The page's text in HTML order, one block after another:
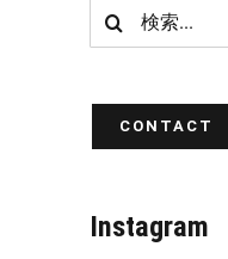
検
索
CONTACT
Instagram